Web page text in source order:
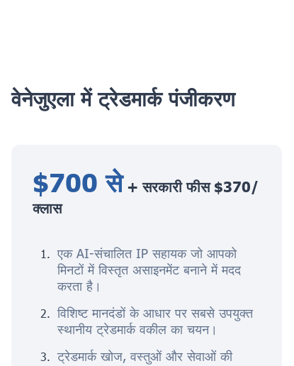
वेनेजुएला में ट्रेडमार्क पंजीकरण
$700 से + सरकारी फीस $370/
क्लास
एक AI-संचालित IP सहायक जो आपको
मिनटों में विस्तृत असाइनमेंट बनाने में मदद
करता है।
विशिष्ट मानदंडों के आधार पर सबसे उपयुक्त
स्थानीय ट्रेडमार्क वकील का चयन।
ट्रेडमार्क खोज, वस्तुओं और सेवाओं की